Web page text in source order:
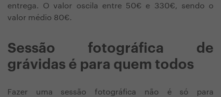
entrega. O valor oscila entre 50€ e 330€, sendo o
valor médio 80€.
Sessão fotográfica de
grávidas é para quem todos
Fazer uma sessão fotográfica não é só para